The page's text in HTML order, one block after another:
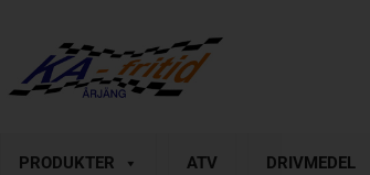
PRODUKTER ATV DRIVMEDEL